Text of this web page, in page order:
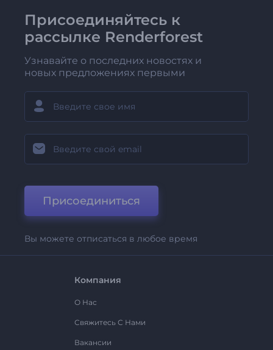
Присоединяйтесь к
рассылке Renderforest
Узнавайте о последних новостях и
новых предложениях первыми
Присоединиться
Вы можете отписаться в любое время
Компания
О Нас
Свяжитесь С Нами
Вакансии